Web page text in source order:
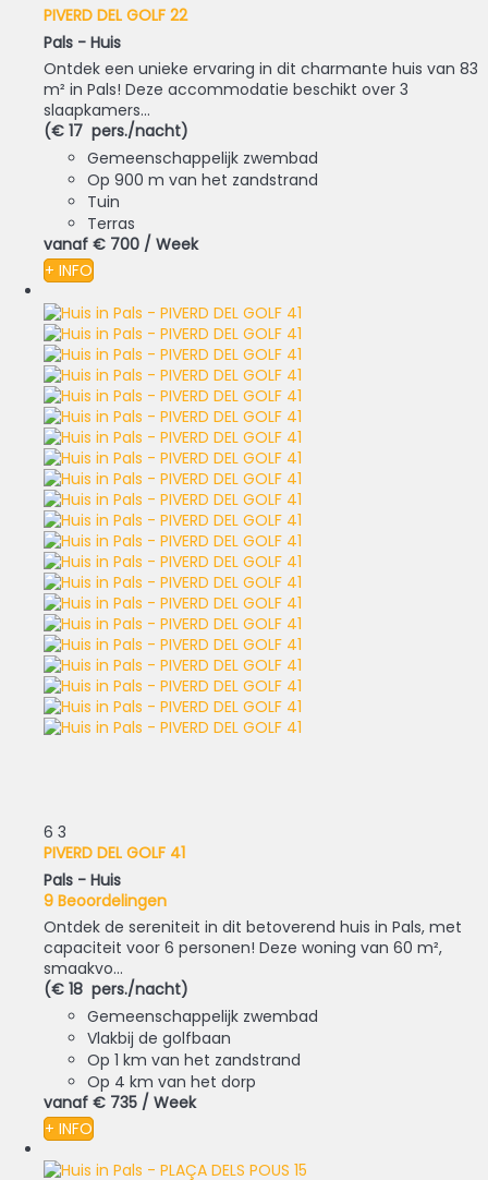
PIVERD DEL GOLF 22
Pals - Huis
Ontdek een unieke ervaring in dit charmante huis van 83
m² in Pals! Deze accommodatie beschikt over 3
slaapkamers...
(€ 17 pers./nacht)
Gemeenschappelijk zwembad
Op 900 m van het zandstrand
Tuin
Terras
vanaf € 700 / Week
+ INFO
6 3
PIVERD DEL GOLF 41
Pals - Huis
9 Beoordelingen
Ontdek de sereniteit in dit betoverend huis in Pals, met
capaciteit voor 6 personen! Deze woning van 60 m²,
smaakvo...
(€ 18 pers./nacht)
Gemeenschappelijk zwembad
Vlakbij de golfbaan
Op 1 km van het zandstrand
Op 4 km van het dorp
vanaf € 735 / Week
+ INFO